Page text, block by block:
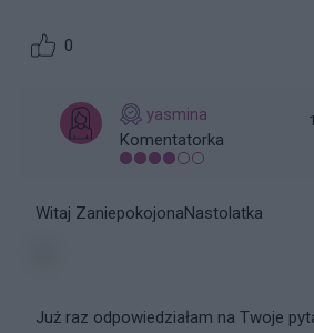
0
yasmina
Komentatorka
Witaj ZaniepokojonaNastolatka
Już raz odpowiedziałam na Twoje